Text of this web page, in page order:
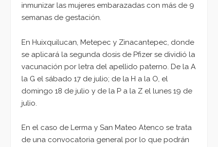
inmunizar las mujeres embarazadas con más de 9
semanas de gestación.
En Huixquilucan, Metepec y Zinacantepec, donde
se aplicará la segunda dosis de Pfizer se dividió la
vacunación por letra del apellido paterno. De la A
la G el sábado 17 de julio; de la H a la O, el
domingo 18 de julio y de la P a la Z el lunes 19 de
julio.
En el caso de Lerma y San Mateo Atenco se trata
de una convocatoria general por lo que podrán